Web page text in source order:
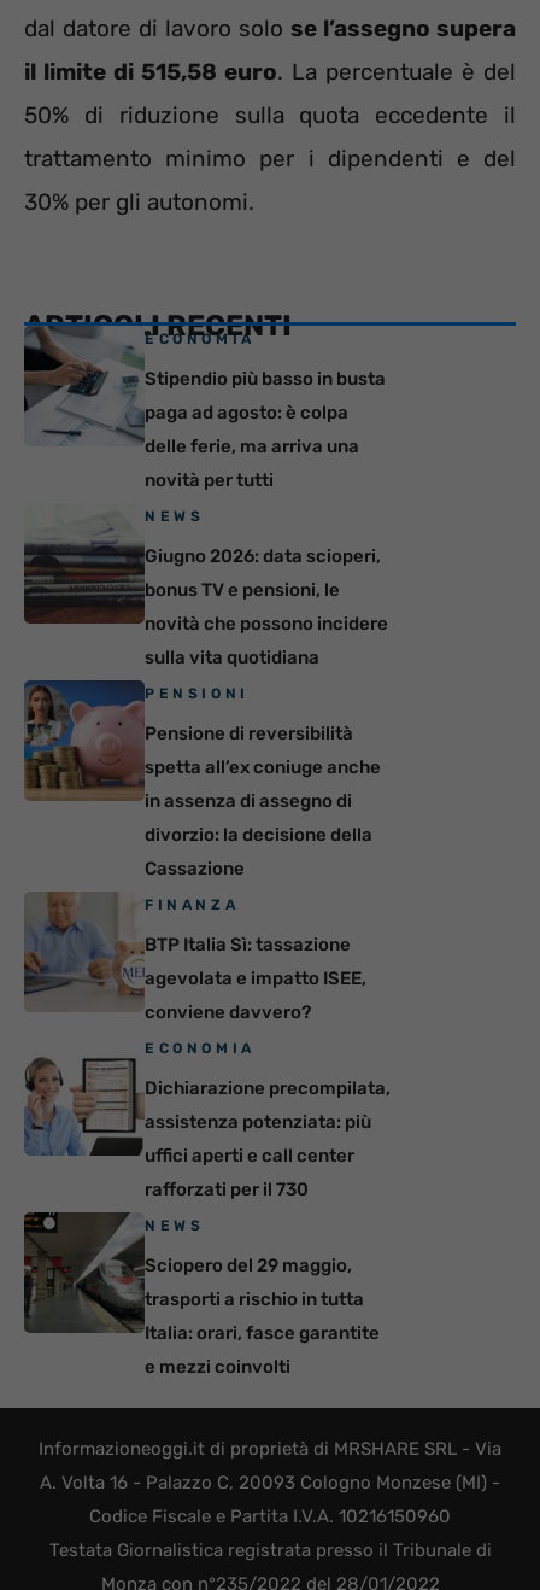
dal datore di lavoro solo se l’assegno supera
il limite di 515,58 euro. La percentuale è del
50% di riduzione sulla quota eccedente il
trattamento minimo per i dipendenti e del
30% per gli autonomi.
ARTICOLI RECENTI
ECONOMIA
Stipendio più basso in busta
paga ad agosto: è colpa
delle ferie, ma arriva una
novità per tutti
NEWS
Giugno 2026: data scioperi,
bonus TV e pensioni, le
novità che possono incidere
sulla vita quotidiana
PENSIONI
Pensione di reversibilità
spetta all’ex coniuge anche
in assenza di assegno di
divorzio: la decisione della
Cassazione
FINANZA
BTP Italia Sì: tassazione
agevolata e impatto ISEE,
conviene davvero?
ECONOMIA
Dichiarazione precompilata,
assistenza potenziata: più
uffici aperti e call center
rafforzati per il 730
NEWS
Sciopero del 29 maggio,
trasporti a rischio in tutta
Italia: orari, fasce garantite
e mezzi coinvolti
Informazioneoggi.it di proprietà di MRSHARE SRL - Via
A. Volta 16 - Palazzo C, 20093 Cologno Monzese (MI) -
Codice Fiscale e Partita I.V.A. 10216150960
Testata Giornalistica registrata presso il Tribunale di
Monza con n°235/2022 del 28/01/2022